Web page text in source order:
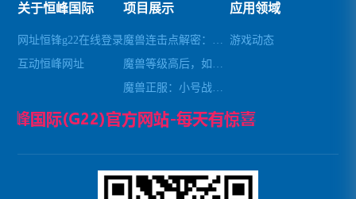
关于恒峰国际
网址恒锋g22在线登录
互动恒峰网址
项目展示 应用领域
游戏动态